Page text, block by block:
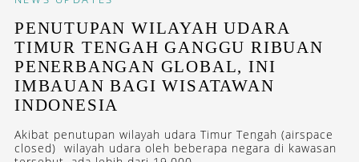
PENUTUPAN WILAYAH UDARA
TIMUR TENGAH GANGGU RIBUAN
PENERBANGAN GLOBAL, INI
IMBAUAN BAGI WISATAWAN
INDONESIA
Akibat penutupan wilayah udara Timur Tengah (airspace
closed) wilayah udara oleh beberapa negara di kawasan